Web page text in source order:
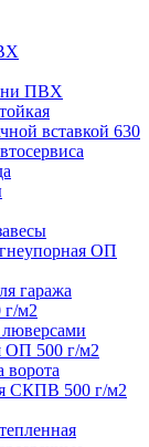
ПВХ
вставкой 630
ОП
гаража
г/м2
люверсами
ОП 500 г/м2
ворота
СКПВ 500 г/м2